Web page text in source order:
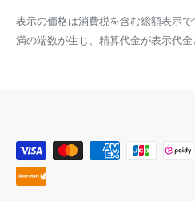
表示の価格は消費税を含む総額表示
満の端数が生じ、精算代金が表示代金